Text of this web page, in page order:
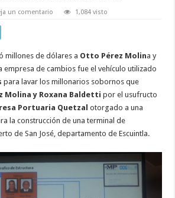
un comentario 1,084 visto
millones de dólares a Otto Pérez Molina y
empresa de cambios fue el vehículo utilizado
para lavar los millonarios sobornos que
Molina y Roxana Baldetti por el usufructo
Portuaria Quetzal otorgado a una
la construcción de una terminal de
de San José, departamento de Escuintla.